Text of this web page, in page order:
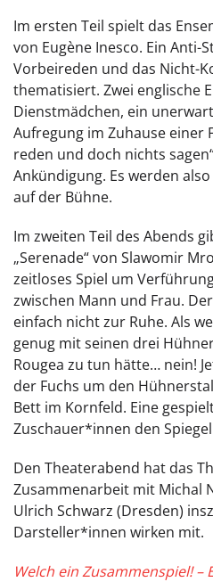
Im ersten Teil spielt das
von Eugène Inesco. Ein Anti-
Vorbeireden und das Nicht-
thematisiert. Zwei englische
Dienstmädchen, ein
Aufregung im Zuhause einer
reden und doch nichts
Ankündigung. Es werden
auf der Bühne.
Im zweiten Teil des Abends
„Serenade“ von Slawomir
zeitloses Spiel um
zwischen Mann und Frau.
einfach nicht zur Ruhe. Als
genug mit seinen drei
Rougea zu tun hätte… nein!
der Fuchs um den
Bett im Kornfeld. Eine
Zuschauer*innen den
Den Theaterabend hat das
Zusammenarbeit mit Michal
Ulrich Schwarz (Dresden)
Darsteller*innen wirken mit.
Welch ein Zusammenspiel! –